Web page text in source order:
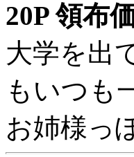
20P 領布
大学を出
もいつも
お姉様っ